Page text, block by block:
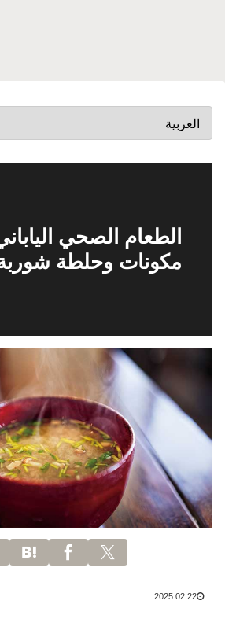
الطعام الصحي
مكونات وحلطة
2025.02.22